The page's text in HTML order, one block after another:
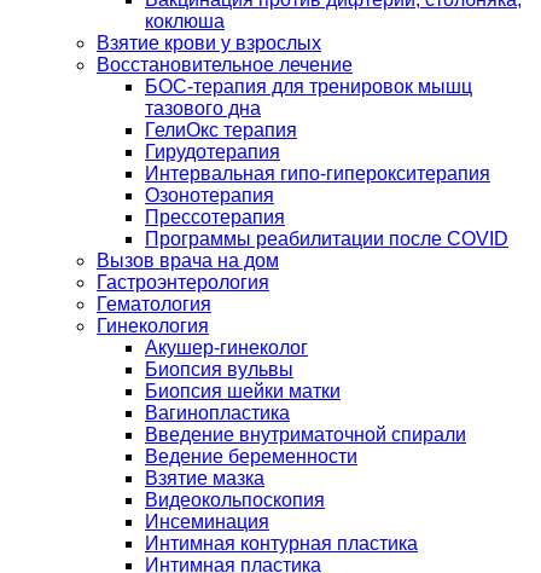
коклюша
Взятие крови у взрослых
Восстановительное лечение
БОС-терапия для тренировок мышц
тазового дна
ГелиОкс терапия
Гирудотерапия
Интервальная гипо-гиперокситерапия
Озонотерапия
Прессотерапия
Программы реабилитации после СOVID
Вызов врача на дом
Гастроэнтерология
Гематология
Гинекология
Акушер-гинеколог
Биопсия вульвы
Биопсия шейки матки
Вагинопластика
Введение внутриматочной спирали
Ведение беременности
Взятие мазка
Видеокольпоскопия
Инсеминация
Интимная контурная пластика
Интимная пластика